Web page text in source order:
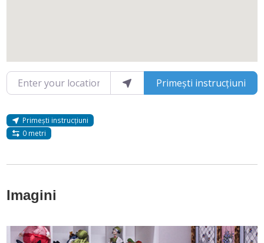
Enter your location
Primești instrucțiuni
Primești instrucțiuni
0 metri
Imagini